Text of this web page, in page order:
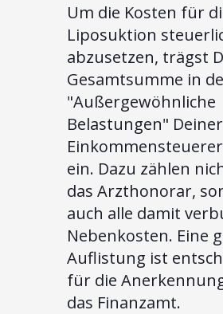
Um die Kosten für
Liposuktion
abzusetzen, trägst
Gesamtsumme in
"Außergewöhnliche
Belastungen" Deiner
ein. Dazu zählen
das Arzthonorar,
auch alle damit
Nebenkosten. Eine
Auflistung ist
für die
das Finanzamt.